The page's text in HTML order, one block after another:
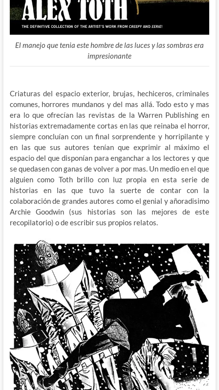
El manejo que tenia este hombre de las luces y las sombras era
impresionante
Criaturas del espacio exterior, brujas, hechiceros, criminales
comunes, horrores mundanos y del mas allá. Todo esto y mas
era lo que ofrecían las revistas de la Warren Publishing en
historias extremadamente cortas en las que reinaba el horror,
siempre concluían con un final sorprendente y horripilante y
en las que sus autores tenían que exprimir al máximo el
espacio del que disponían para enganchar a los lectores y que
se quedasen con ganas de volver a por mas. Un medio en el que
alguien como Toth brillo con luz propia en esta serie de
historias en las que tuvo la suerte de contar con la
colaboración de grandes autores como el genial y añoradisimo
Archie Goodwin (sus historias son las mejores de este
recopilatorio) o de escribir sus propios relatos.